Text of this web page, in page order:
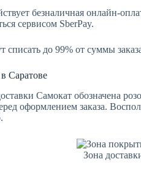
безналичная онлайн-
сервисом SberPay.
списать до 99% от суммы
Саратове
Самокат обозначена
оформлением заказа.
Зона